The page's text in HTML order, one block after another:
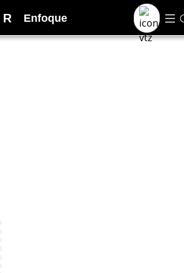
R Enfoque